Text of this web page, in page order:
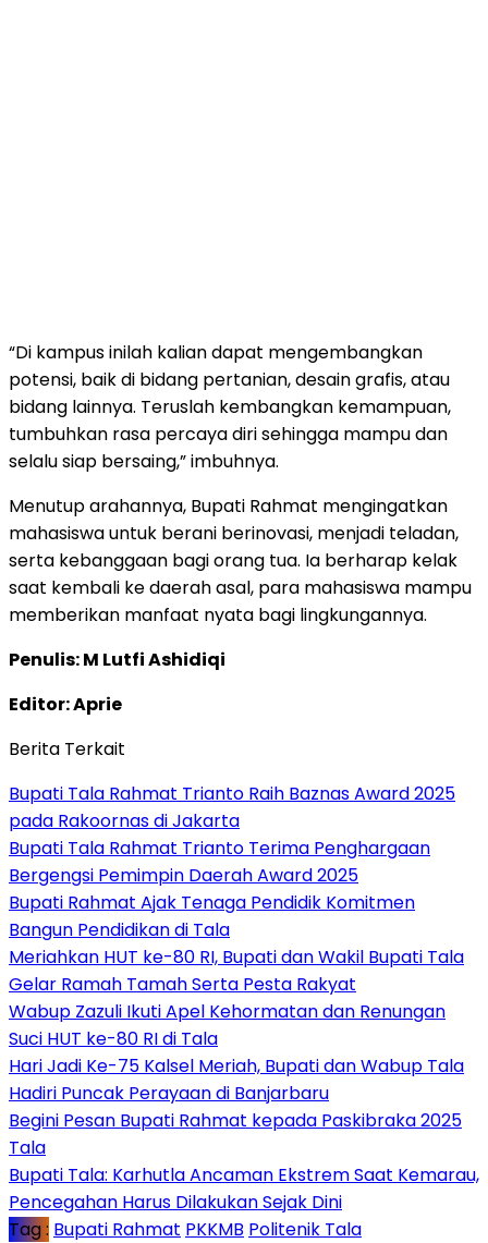
“Di kampus inilah kalian dapat mengembangkan
potensi, baik di bidang pertanian, desain grafis, atau
bidang lainnya. Teruslah kembangkan kemampuan,
tumbuhkan rasa percaya diri sehingga mampu dan
selalu siap bersaing,” imbuhnya.
Menutup arahannya, Bupati Rahmat mengingatkan
mahasiswa untuk berani berinovasi, menjadi teladan,
serta kebanggaan bagi orang tua. Ia berharap kelak
saat kembali ke daerah asal, para mahasiswa mampu
memberikan manfaat nyata bagi lingkungannya.
Penulis: M Lutfi Ashidiqi
Editor: Aprie
Berita Terkait
Bupati Tala Rahmat Trianto Raih Baznas Award 2025
pada Rakoornas di Jakarta
Bupati Tala Rahmat Trianto Terima Penghargaan
Bergengsi Pemimpin Daerah Award 2025
Bupati Rahmat Ajak Tenaga Pendidik Komitmen
Bangun Pendidikan di Tala
Meriahkan HUT ke-80 RI, Bupati dan Wakil Bupati Tala
Gelar Ramah Tamah Serta Pesta Rakyat
Wabup Zazuli Ikuti Apel Kehormatan dan Renungan
Suci HUT ke-80 RI di Tala
Hari Jadi Ke-75 Kalsel Meriah, Bupati dan Wabup Tala
Hadiri Puncak Perayaan di Banjarbaru
Begini Pesan Bupati Rahmat kepada Paskibraka 2025
Tala
Bupati Tala: Karhutla Ancaman Ekstrem Saat Kemarau,
Pencegahan Harus Dilakukan Sejak Dini
Tag : Bupati Rahmat PKKMB Politenik Tala